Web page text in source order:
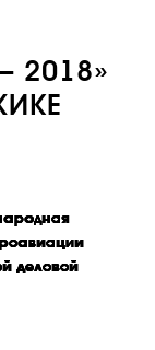
2018»
деловой